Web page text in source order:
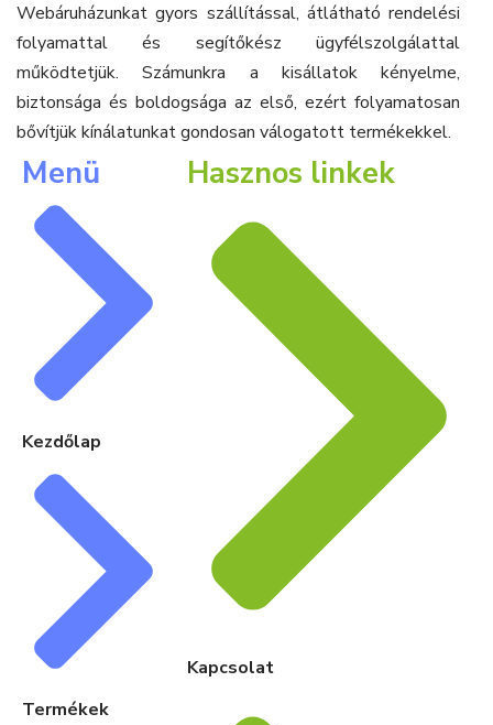
Webáruházunkat gyors szállítással, átlátható rendelési
folyamattal és segítőkész ügyfélszolgálattal
működtetjük. Számunkra a kisállatok kényelme,
biztonsága és boldogsága az első, ezért folyamatosan
bővítjük kínálatunkat gondosan válogatott termékekkel.
Menü
Kezdőlap
Termékek
Hasznos linkek
Kapcsolat